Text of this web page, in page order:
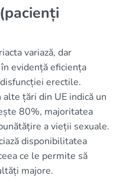
variază, dar
evidență eficiența
erectile.
țări din UE indică un
80%, majoritatea
a vieții sexuale.
disponibilitatea
ce le permite să
majore.